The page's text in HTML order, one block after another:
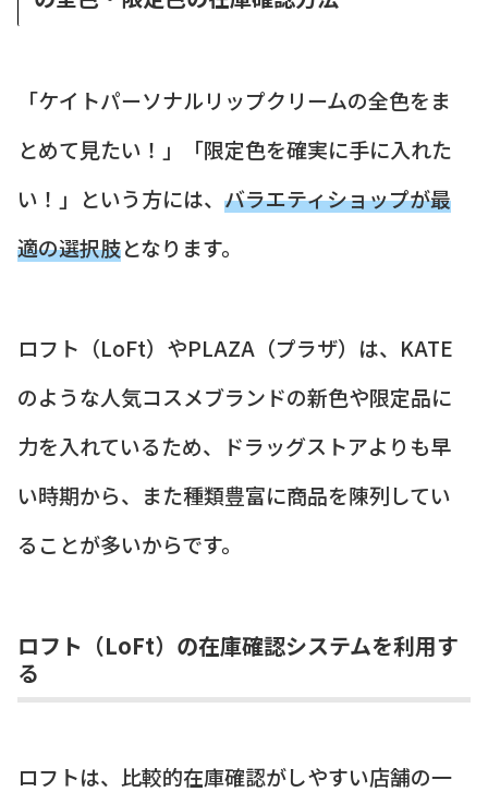
「ケイトパーソナルリップクリームの全色をま
とめて見たい！」「限定色を確実に手に入れた
い！」という方には、 バラエティショップが最
適の選択肢となります。
ロフト（LoFt）やPLAZA（プラザ）は、KATE
のような人気コスメブランドの新色や限定品に
力を入れているため、ドラッグストアよりも早
い時期から、また種類豊富に商品を陳列してい
ることが多いからです。
ロフト（LoFt）の在庫確認システムを利用す
る
ロフトは、比較的在庫確認がしやすい店舗の一